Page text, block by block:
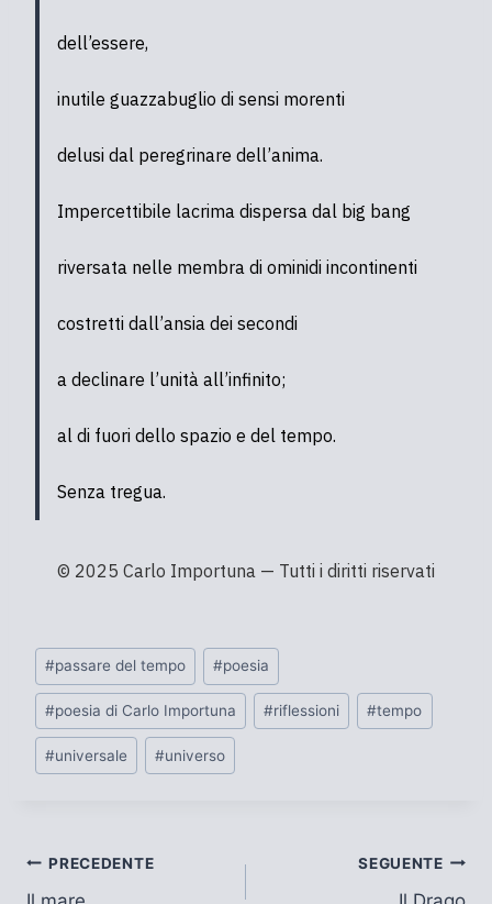
dell’essere,
inutile guazzabuglio di sensi morenti
delusi dal peregrinare dell’anima.
Impercettibile lacrima dispersa dal big bang
riversata nelle membra di ominidi incontinenti
costretti dall’ansia dei secondi
a declinare l’unità all’infinito;
al di fuori dello spazio e del tempo.
Senza tregua.
© 2025 Carlo Importuna — Tutti i diritti riservati
Tag
articolo:
#passare del tempo #poesia
#poesia di Carlo Importuna #riflessioni #tempo
#universale #universo
Navigazione
PRECEDENTE SEGUENTE